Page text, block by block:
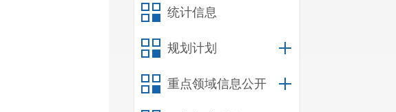
统计信息
规划计划
重点领域信息公开